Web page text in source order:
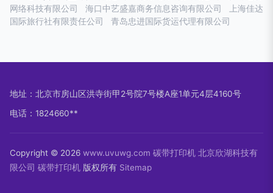
网络科技有限公司
海口中艺盛嘉商务信息咨询有限公司
上海佳达
国际旅行社有限责任公司
青岛忠进国际货运代理有限公司
地址：北京市房山区洪寺街甲2号院7号楼A座1单元4层4160号
电话：1824660**
Copyright © 2026 www.uvuwg.com 碳带打印机 北京欣湖科技有
限公司 碳带打印机 版权所有 Sitemap